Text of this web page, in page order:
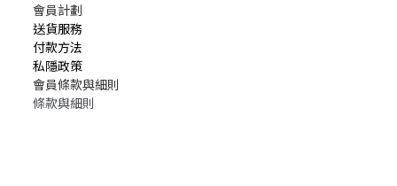
會員計劃
送貨服務
付款方法
私隱政策
會員條款與細則
條款與細則